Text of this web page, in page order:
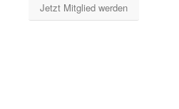
Jetzt Mitglied werden